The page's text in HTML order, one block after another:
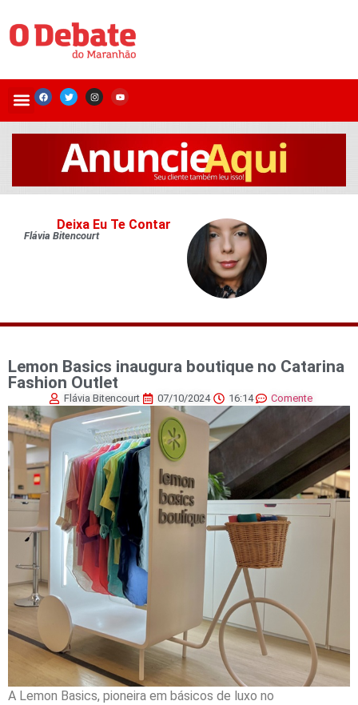
Deixa Eu Te Contar
Flávia Bitencourt
Lemon Basics inaugura boutique no Catarina
Fashion Outlet
Flávia Bitencourt 07/10/2024 16:14 Comente
A Lemon Basics, pioneira em básicos de luxo no